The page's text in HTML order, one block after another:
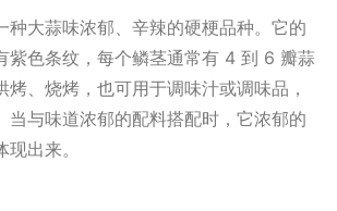
种大蒜味浓郁、辛辣的硬梗品种。它的
紫色条纹，每个鳞茎通常有 4 到 6 瓣蒜
烤、烧烤，也可用于调味汁或调味品，
当与味道浓郁的配料搭配时，它浓郁的
出来。